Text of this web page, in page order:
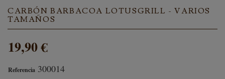
CARBÓN BARBACOA LOTUSGRILL - VARIOS
TAMAÑOS
19,90 €
Referencia 300014